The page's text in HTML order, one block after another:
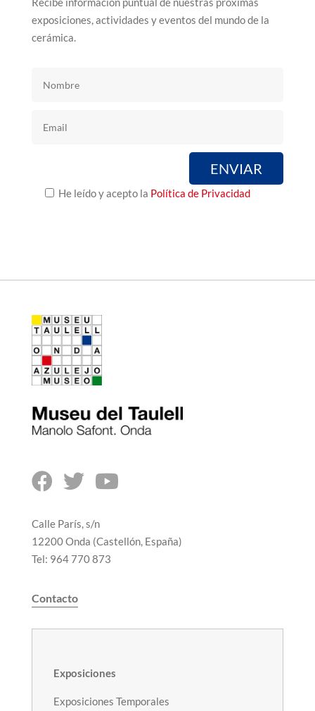
exposiciones, actividades y eventos del mundo de la
cerámica.
He leído y acepto la Política de Privacidad
  
Calle París, s/n
12200 Onda (Castellón, España)
Tel: 964 770 873
Contacto
Exposiciones
Exposiciones Temporales